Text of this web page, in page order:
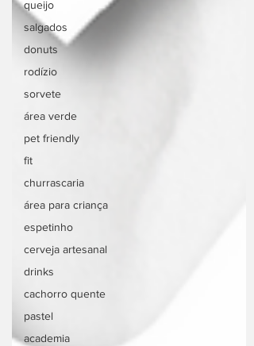
queijo
salgados
donuts
rodízio
sorvete
área verde
pet friendly
fit
churrascaria
área para criança
espetinho
cerveja artesanal
drinks
cachorro quente
pastel
academia